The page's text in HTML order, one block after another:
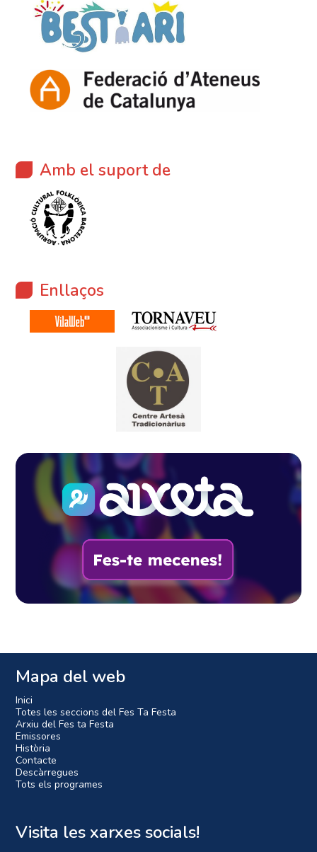
Amb el suport de
Enllaços
Mapa del web
Inici
Totes les seccions del Fes Ta Festa
Arxiu del Fes ta Festa
Emissores
Història
Contacte
Descàrregues
Tots els programes
Visita les xarxes socials!